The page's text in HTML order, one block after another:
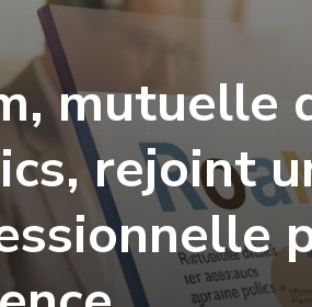
mutuelle
rejoint